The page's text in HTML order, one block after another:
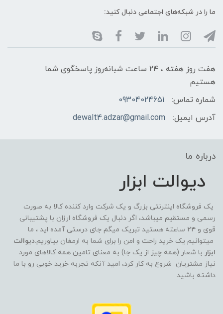
ما را در شبکه‌های اجتماعی دنبال کنید:
هفت روز هفته ، ۲۴ ساعت شبانه‌روز پاسخگوی شما
هستیم
شماره تماس:
09304024651
آدرس ایمیل:
dewalt4.adzar@gmail.com
درباره ما
دیوالت ابزار
یک فروشگاه اینترنتی بزرگ و یک شرکت وارد کننده کالا به صورت
رسمی و مستقیم میباشد، اگر دنبال یک فروشگاه ارزان با پشتیبانی
قوی و ۲۴ ساعته هستید تبریک میگم جای درستی آمده اید ، ما
میتوانیم یک خرید راحت و امن را برای شما به ارمغان بیاوریم.دیوالت
ابزار با شعار (همه چیز از یک جا) به معنای تامین همه کالاهای مورد
نیاز مشتریان شروع به کار کرد، امید آنکه تجربه خرید خوبی رو با ما
داشته باشید